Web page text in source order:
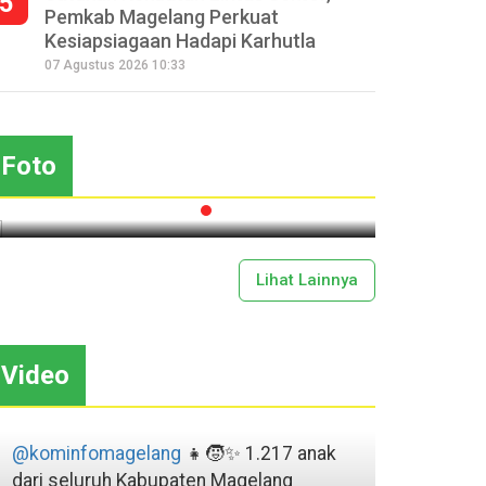
Pemkab Magelang Perkuat
Kesiapsiagaan Hadapi Karhutla
07 Agustus 2026 10:33
Foto
Seperempat Abad Perhelatan
Festival Lima Gunung XXV
Lihat Lainnya
Video
@kominfomagelang 👧🧒✨ 1.217 anak
dari seluruh Kabupaten Magelang